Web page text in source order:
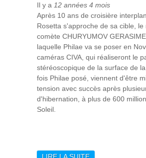
Il y a 12 années 4 mois
Après 10 ans de croisière
Rosetta s'approche de sa cible, le
comète CHURYUMOV
laquelle Philae va se poser en
caméras CIVA, qui réaliseront le
stéréoscopique de la surface de
fois Philae posé, viennent d'être
tension avec succès après
d'hibernation, à plus de 600
Soleil.
LIRE LA SUITEDE RÉVEIL